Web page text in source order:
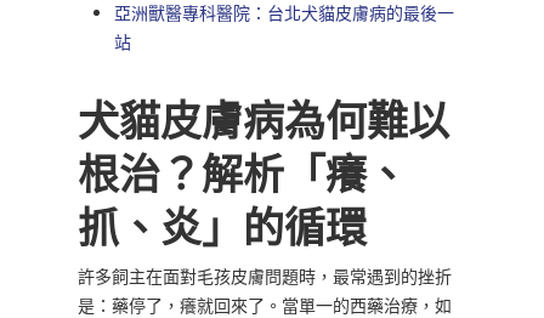
亞洲獸醫專科醫院：台北犬貓皮膚病的最後一
站
犬貓皮膚病為何難以
根治？解析「癢、
抓、炎」的循環
許多飼主在面對毛孩皮膚問題時，最常遇到的挫折
是：藥停了，癢就回來了。當單一的西藥治療，如